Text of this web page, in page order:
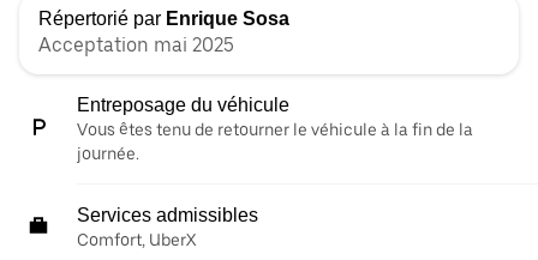
Répertorié par Enrique Sosa
Acceptation mai 2025
Entreposage du véhicule
Vous êtes tenu de retourner le véhicule à la fin de la
journée.
Services admissibles
Comfort, UberX